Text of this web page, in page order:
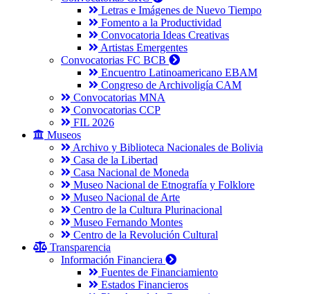
Letras e Imágenes de Nuevo Tiempo
Fomento a la Productividad
Convocatoria Ideas Creativas
Artistas Emergentes
Convocatorias FC BCB
Encuentro Latinoamericano EBAM
Congreso de Archivoligía CAM
Convocatorias MNA
Convocatorias CCP
FIL 2026
Museos
Archivo y Biblioteca Nacionales de Bolivia
Casa de la Libertad
Casa Nacional de Moneda
Museo Nacional de Etnografía y Folklore
Museo Nacional de Arte
Centro de la Cultura Plurinacional
Museo Fernando Montes
Centro de la Revolución Cultural
Transparencia
Información Financiera
Fuentes de Financiamiento
Estados Financieros